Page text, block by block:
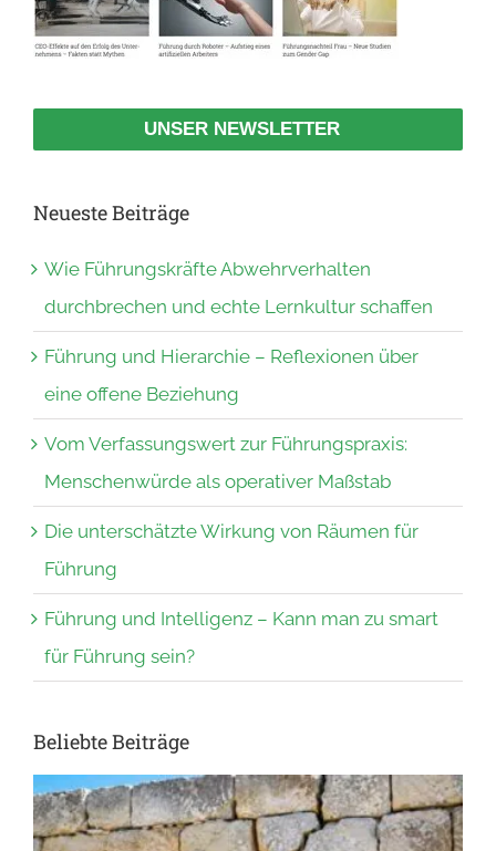
UNSER NEWSLETTER
Neueste Beiträge
Wie Führungskräfte Abwehrverhalten
durchbrechen und echte Lernkultur schaffen
Führung und Hierarchie – Reflexionen über
eine offene Beziehung
Vom Verfassungswert zur Führungspraxis:
Menschenwürde als operativer Maßstab
Die unterschätzte Wirkung von Räumen für
Führung
Führung und Intelligenz – Kann man zu smart
für Führung sein?
Beliebte Beiträge